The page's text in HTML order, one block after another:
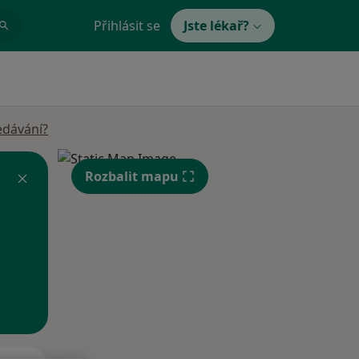
Přihlásit se Jste lékař?
Rozbalit mapu